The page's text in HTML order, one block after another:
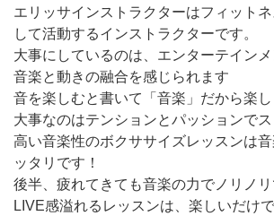
エリッサインストラクターはフィット
して活動するインストラクターです。
大事にしているのは、エンターテインメ
音楽と動きの融合を感じられます
音を楽しむと書いて「音楽」だから楽
大事なのはテンションとパッションでス
高い音楽性のボクササイズレッスンは
ッタリです！
後半、疲れてきても音楽の力でノリノリ
LIVE感溢れるレッスンは、楽しいだけ